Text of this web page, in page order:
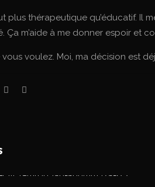
plus thérapeutique qu’éducatif. Il
Ça m’aide à me donner espoir et
voulez. Moi, ma décision est